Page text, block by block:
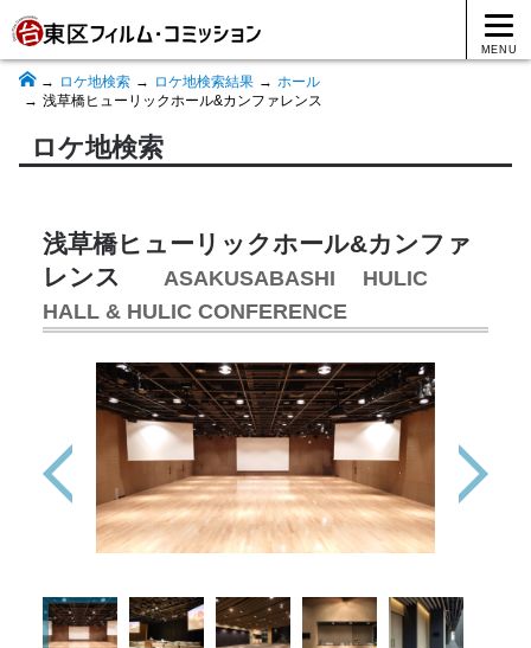
MENU
ロケ地検索 ロケ地検索結果
ホール
浅草橋ヒューリックホール&カンファレンス
ロケ地検索
浅草橋ヒューリックホール&カンファ
レンス
ASAKUSABASHI HULIC
HALL & HULIC CONFERENCE